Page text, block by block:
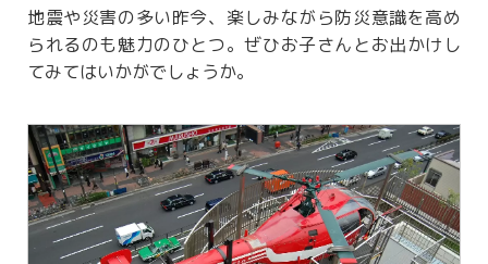
地震や災害の多い昨今、楽しみながら防災意識を高め
られるのも魅力のひとつ。ぜひお子さんとお出かけし
てみてはいかがでしょうか。